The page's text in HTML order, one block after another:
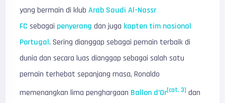
yang bermain di klubArab Saudi Al-Nassr
FC sebagai penyerang dan juga kapten tim nasional
Portugal. Sering dianggap sebagai pemain terbaik di
dunia dan secara luas dianggap sebagai salah satu
pemain terhebat sepanjang masa, Ronaldo
memenangkan lima penghargaan Ballon d’Or[cat. 3] dan